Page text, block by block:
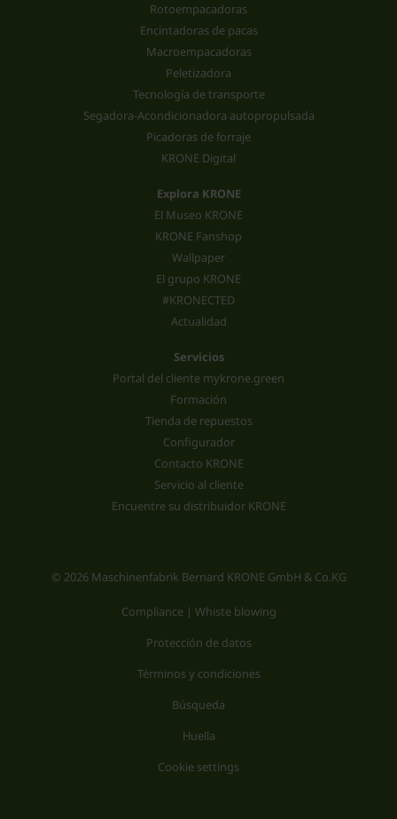
Rotoempacadoras
Encintadoras de pacas
Macroempacadoras
Peletizadora
Tecnología de transporte
Segadora-Acondicionadora autopropulsada
Picadoras de forraje
KRONE Digital
Explora KRONE
El Museo KRONE
KRONE Fanshop
Wallpaper
El grupo KRONE
#KRONECTED
Actualidad
Servicios
Portal del cliente mykrone.green
Formación
Tienda de repuestos
Configurador
Contacto KRONE
Servicio al cliente
Encuentre su distribuidor KRONE
© 2026 Maschinenfabrik Bernard KRONE GmbH & Co.KG
Compliance | Whiste blowing
Protección de datos
Términos y condiciones
Búsqueda
Huella
Cookie settings